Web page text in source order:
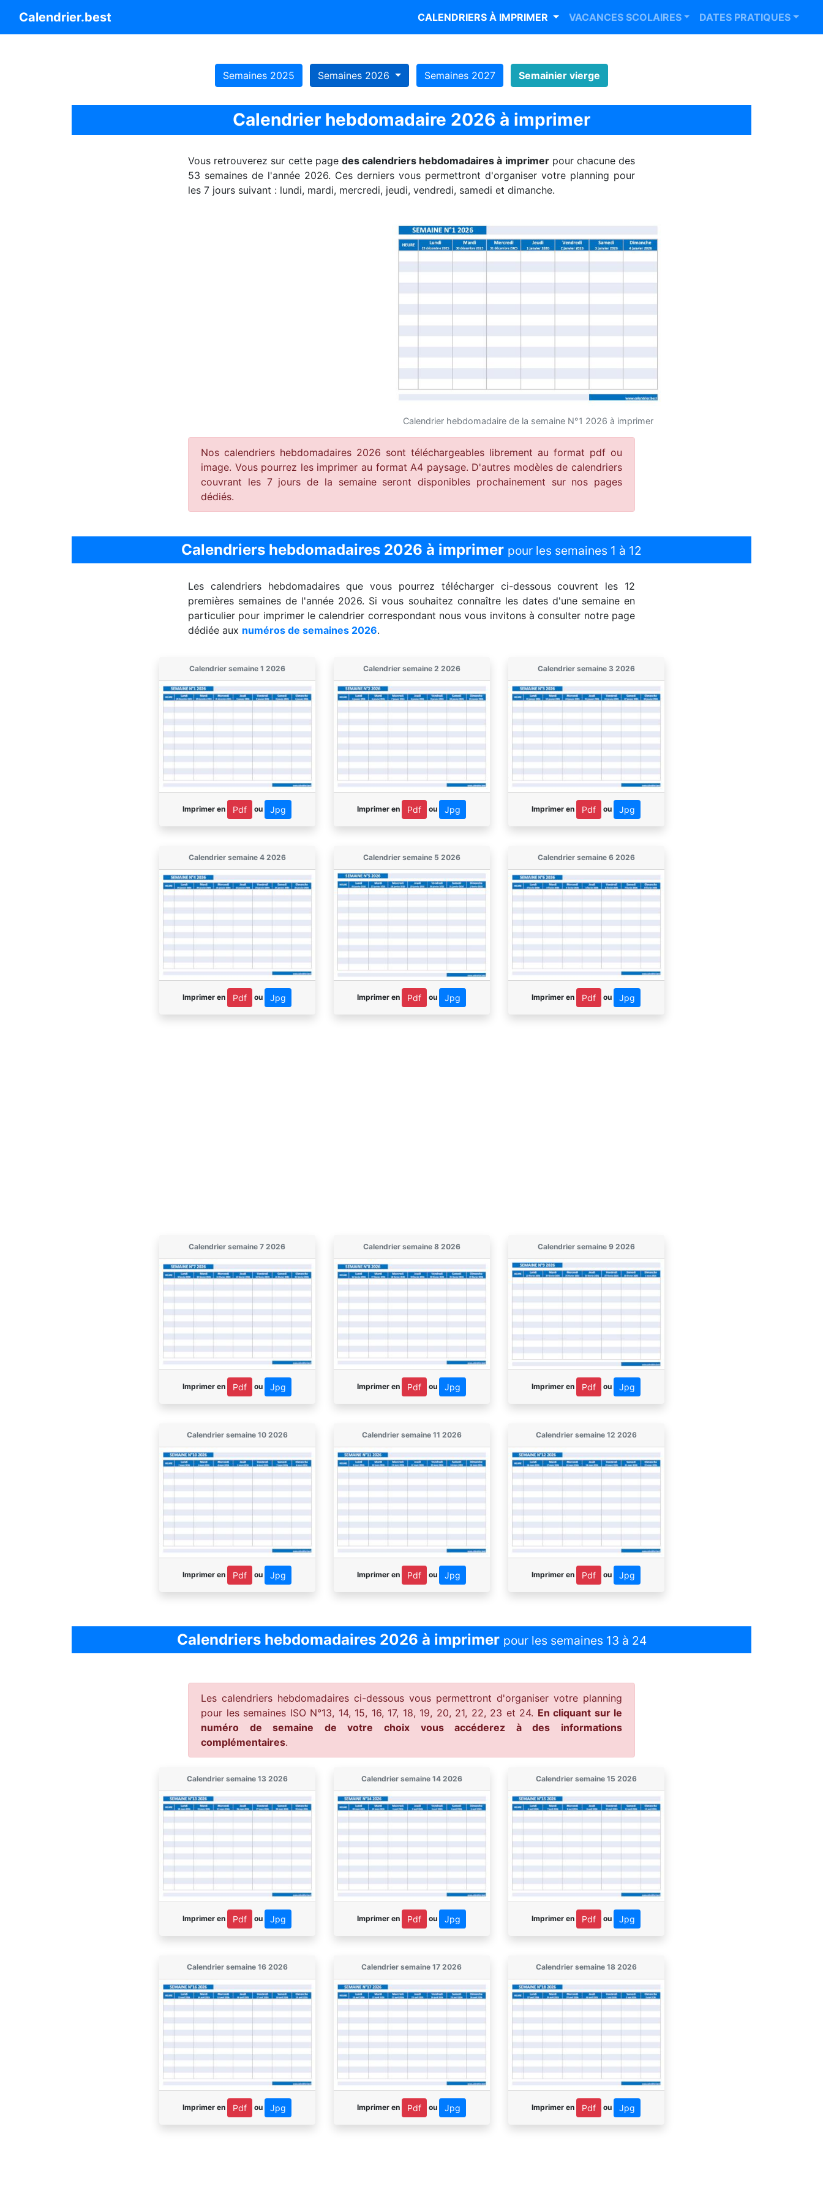
Calendrier.best CALENDRIERS À IMPRIMER VACANCES SCOLAIRES DATES PRATIQUES
Semaines 2025 Semaines 2026 Semaines 2027 Semainier vierge
Calendrier hebdomadaire 2026 à imprimer
Vous retrouverez sur cette page des calendriers hebdomadaires à imprimerpour chacune des
53 semaines de l'année 2026. Ces derniers vous permettront d'organiser votre planning pour
les 7 jours suivant : lundi, mardi, mercredi, jeudi, vendredi, samedi et dimanche.
Calendrier hebdomadaire de la semaine N°1 2026 à imprimer
Nos calendriers hebdomadaires 2026 sont téléchargeables librement au format pdf ou
image. Vous pourrez les imprimer au format A4 paysage. D'autres modèles de calendriers
couvrant les 7 jours de la semaine seront disponibles prochainement sur nos pages
dédiés.
Calendriers hebdomadaires 2026 à imprimer pour les semaines 1 à 12
Les calendriers hebdomadaires que vous pourrez télécharger ci-dessous couvrent les 12
premières semaines de l'année 2026. Si vous souhaitez connaître les dates d'une semaine en
particulier pour imprimer le calendrier correspondant nous vous invitons à consulter notre page
dédiée aux numéros de semaines 2026.
Calendrier semaine 1 2026
Imprimer en Pdf ou Jpg
Calendrier semaine 2 2026
Imprimer en Pdf ou Jpg
Calendrier semaine 3 2026
Imprimer en Pdf ou Jpg
Calendrier semaine 4 2026
Imprimer en Pdf ou Jpg
Calendrier semaine 5 2026
Imprimer en Pdf ou Jpg
Calendrier semaine 6 2026
Imprimer en Pdf ou Jpg
Calendrier semaine 7 2026
Imprimer en Pdf ou Jpg
Calendrier semaine 8 2026
Imprimer en Pdf ou Jpg
Calendrier semaine 9 2026
Imprimer en Pdf ou Jpg
Calendrier semaine 10 2026
Imprimer en Pdf ou Jpg
Calendrier semaine 11 2026
Imprimer en Pdf ou Jpg
Calendrier semaine 12 2026
Imprimer en Pdf ou Jpg
Calendriers hebdomadaires 2026 à imprimer pour les semaines 13 à 24
Les calendriers hebdomadaires ci-dessous vous permettront d'organiser votre planning
pour les semaines ISO N°13, 14, 15, 16, 17, 18, 19, 20, 21, 22, 23 et 24. En cliquant sur le
numéro de semaine de votre choix vous accéderez à des informations
complémentaires.
Calendrier semaine 13 2026
Imprimer en Pdf ou Jpg
Calendrier semaine 14 2026
Imprimer en Pdf ou Jpg
Calendrier semaine 15 2026
Imprimer en Pdf ou Jpg
Calendrier semaine 16 2026
Imprimer en Pdf ou Jpg
Calendrier semaine 17 2026
Imprimer en Pdf ou Jpg
Calendrier semaine 18 2026
Imprimer en Pdf ou Jpg